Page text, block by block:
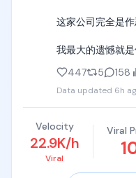
这家公司完全是
我最大的遗憾就是
447
5 158
Data updated 6h
Velocity
22.9K/h
Viral
Viral